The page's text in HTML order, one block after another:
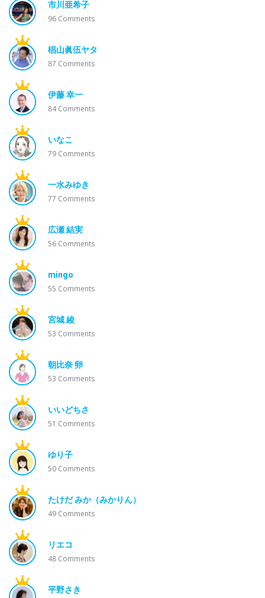
市川亜希子
96 Comments
椙山眞伍ヤタ
87 Comments
伊藤 幸一
84Comments
いなこ
79 Comments
一水みゆき
77 Comments
広瀬 結実
56 Comments
mingo
55 Comments
宮城 綾
53 Comments
朝比奈 卵
53 Comments
いいどちさ
51 Comments
ゆり子
50 Comments
たけだ みか（みかりん）
49 Comments
リエコ
48 Comments
平野さき